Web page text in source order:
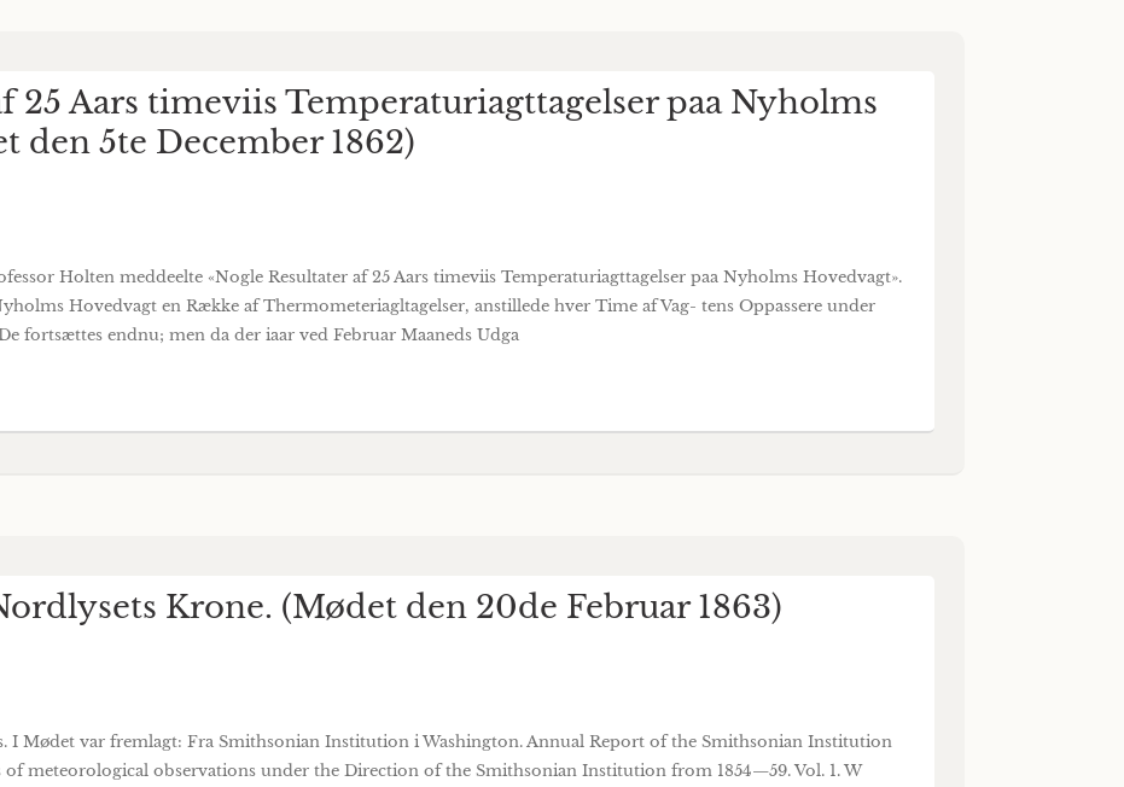
25 Aars timeviis Temperaturiagttagelser paa Nyholms
den 5te December 1862)
Holten meddeelte «Nogle Resultater af 25 Aars timeviis Temperaturiagttagelser paa Nyholms Hovedvagt».
Hovedvagt en Række af Thermometeriagltagelser, anstillede hver Time af Vag- tens Oppassere under
fortsættes endnu; men da der iaar ved Februar Maaneds Udga
Krone. (Mødet den 20de Februar 1863)
I Mødet var fremlagt: Fra Smithsonian Institution i Washington. Annual Report of the Smithsonian Institution
of meteorological observations under the Direction of the Smithsonian Institution from 1854—59. Vol. 1. W